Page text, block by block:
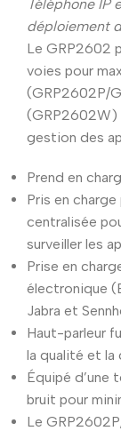
Téléphone IP
déploiement
Le GRP2602
voies pour
(GRP2602P/
(GRP2602W)
gestion des
Prend en
Pris en
centralisée
surveiller les
Prise en
électronique
Jabra et
Haut-parleur
la qualité et la
Équipé
bruit pour
Le